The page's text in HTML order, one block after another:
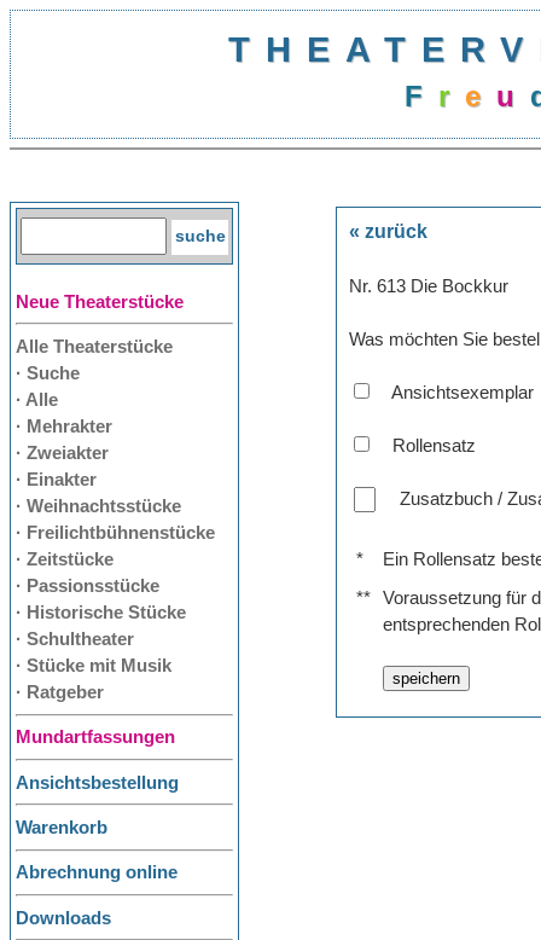
Freu
Neue Theaterstücke
Alle Theaterstücke
· Suche
· Alle
· Mehrakter
· Zweiakter
· Einakter
· Weihnachtsstücke
· Freilichtbühnenstücke
· Zeitstücke
· Passionsstücke
· Historische Stücke
· Schultheater
· Stücke mit Musik
· Ratgeber
Mundartfassungen
Ansichtsbestellung
Warenkorb
Abrechnung online
Downloads
« zurück
Nr. 613 Die Bockkur
Was möchten Sie
Ansichtsexemplar
Rollensatz
Zusatzbuch /
*
Ein Rollensatz
**
Voraussetzung für
entsprechenden